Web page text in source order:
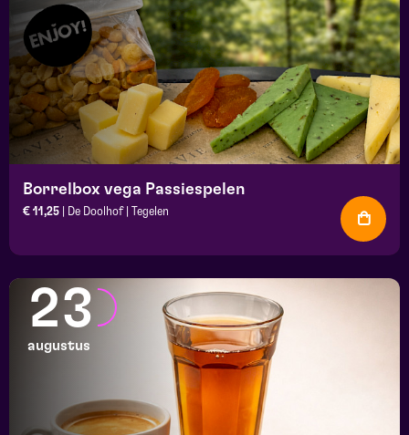
Borrelbox vega Passiespelen
€ 11,25 | De Doolhof | Tegelen
23
augustus